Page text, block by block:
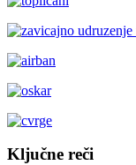
Ključne reči